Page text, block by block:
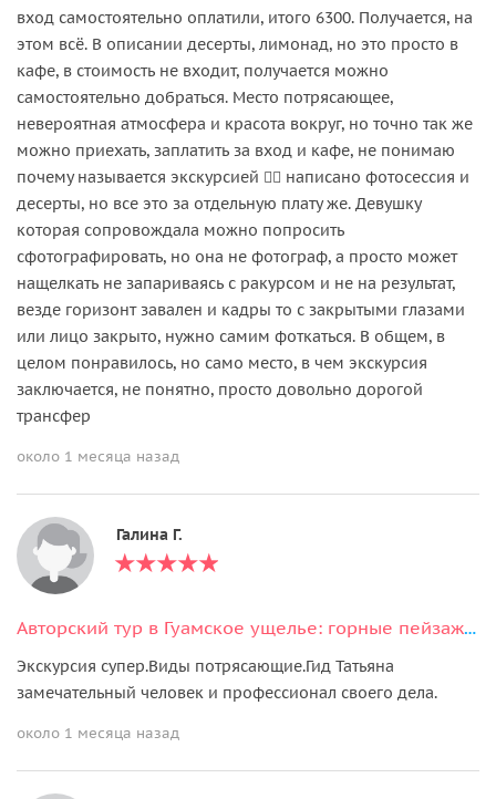
вход самостоятельно оплатили, итого 6300. Получается, на
этом всё. В описании десерты, лимонад, но это просто в
кафе, в стоимость не входит, получается можно
самостоятельно добраться. Место потрясающее,
невероятная атмосфера и красота вокруг, но точно так же
можно приехать, заплатить за вход и кафе, не понимаю
почему называется экскурсией 🤷‍♀️ написано фотосессия и
десерты, но все это за отдельную плату же. Девушку
которая сопровождала можно попросить
сфотографировать, но она не фотограф, а просто может
нащелкать не запариваясь с ракурсом и не на результат,
везде горизонт завален и кадры то с закрытыми глазами
или лицо закрыто, нужно самим фоткаться. В общем, в
целом понравилось, но само место, в чем экскурсия
заключается, не понятно, просто довольно дорогой
трансфер
около 1 месяца назад
Галина Г.
Авторский тур в Гуамское ущелье: горные пейзажи и отдых в термах
Экскурсия супер.Виды потрясающие.Гид Татьяна
замечательный человек и профессионал своего дела.
около 1 месяца назад